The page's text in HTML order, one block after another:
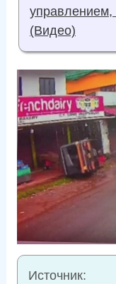
управлением,
(Видео)
Источник: